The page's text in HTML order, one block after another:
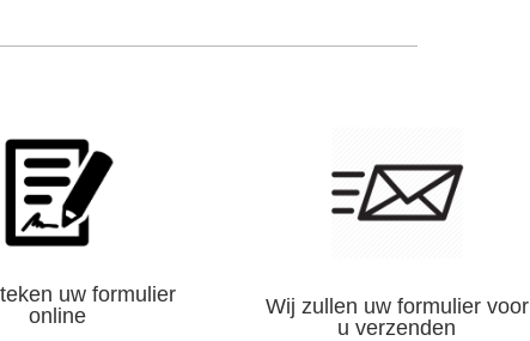
uw formulier
online
Wij zullen uw formulier voor
u verzenden